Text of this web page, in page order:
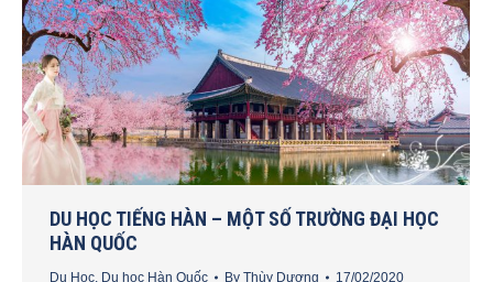
DU HỌC TIẾNG HÀN – MỘT SỐ TRƯỜNG ĐẠI HỌC
HÀN QUỐC
Du Học, Du học Hàn Quốc By Thùy Dương 17/02/2020